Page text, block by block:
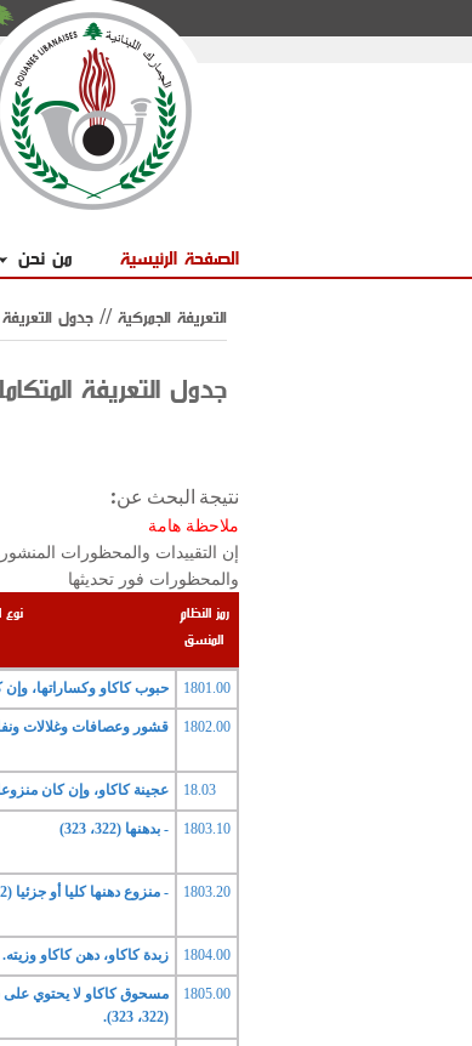
الصفحة الرئيسية من نحن
التعريفة الجمركية // جدول التعريفة
جدول التعريفة
نتيجة البحث عن:
ملاحظة هامة
والمحظورات فور تحديثها
رمز النظام
المنسق
نوع
1801.00 حبوب كاكاو وكساراتها،
1802.00 قشور وعصافات وغلالات
18.03 عجينة كاكاو، وإن كان
1803.10 - بدهنها (322، 323)
1803.20 - منزوع دهنها كليا أو جزئيا (322، 323)
1804.00 زبدة كاكاو، دهن كاكاو وزيته.
1805.00
مسحوق كاكاو لا يحتوي
(322، 323).